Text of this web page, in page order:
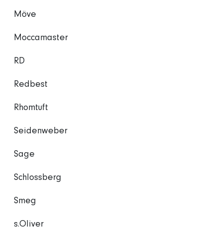
Möve
Moccamaster
RD
Redbest
Rhomtuft
Seidenweber
Sage
Schlossberg
Smeg
s.Oliver